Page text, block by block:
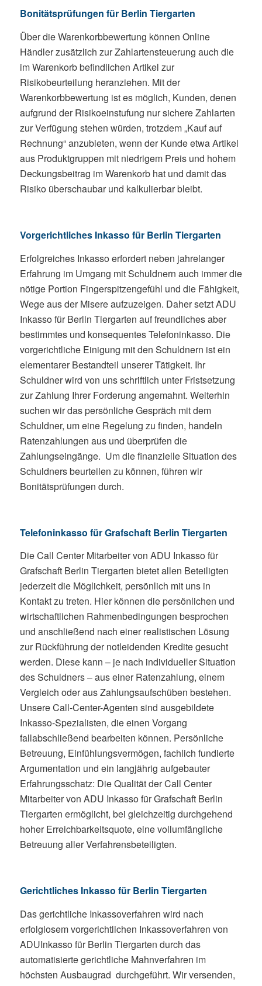
Bonitätsprüfungen für Berlin Tiergarten
Über die Warenkorbbewertung können Online
Händler zusätzlich zur Zahlartensteuerung auch die
im Warenkorb befindlichen Artikel zur
Risikobeurteilung heranziehen. Mit der
Warenkorbbewertung ist es möglich, Kunden, denen
aufgrund der Risikoeinstufung nur sichere Zahlarten
zur Verfügung stehen würden, trotzdem „Kauf auf
Rechnung“ anzubieten, wenn der Kunde etwa Artikel
aus Produktgruppen mit niedrigem Preis und hohem
Deckungsbeitrag im Warenkorb hat und damit das
Risiko überschaubar und kalkulierbar bleibt.
Vorgerichtliches Inkasso für Berlin Tiergarten
Erfolgreiches Inkasso erfordert neben jahrelanger
Erfahrung im Umgang mit Schuldnern auch immer die
nötige Portion Fingerspitzengefühl und die Fähigkeit,
Wege aus der Misere aufzuzeigen. Daher setzt ADU
Inkasso für Berlin Tiergarten auf freundliches aber
bestimmtes und konsequentes Telefoninkasso. Die
vorgerichtliche Einigung mit den Schuldnern ist ein
elementarer Bestandteil unserer Tätigkeit. Ihr
Schuldner wird von uns schriftlich unter Fristsetzung
zur Zahlung Ihrer Forderung angemahnt. Weiterhin
suchen wir das persönliche Gespräch mit dem
Schuldner, um eine Regelung zu finden, handeln
Ratenzahlungen aus und überprüfen die
Zahlungseingänge. Um die finanzielle Situation des
Schuldners beurteilen zu können, führen wir
Bonitätsprüfungen durch.
Telefoninkasso für Grafschaft Berlin Tiergarten
Die Call Center Mitarbeiter von ADU Inkasso für
Grafschaft Berlin Tiergarten bietet allen Beteiligten
jederzeit die Möglichkeit, persönlich mit uns in
Kontakt zu treten. Hier können die persönlichen und
wirtschaftlichen Rahmenbedingungen besprochen
und anschließend nach einer realistischen Lösung
zur Rückführung der notleidenden Kredite gesucht
werden. Diese kann – je nach individueller Situation
des Schuldners – aus einer Ratenzahlung, einem
Vergleich oder aus Zahlungsaufschüben bestehen.
Unsere Call-Center-Agenten sind ausgebildete
Inkasso-Spezialisten, die einen Vorgang
fallabschließend bearbeiten können. Persönliche
Betreuung, Einfühlungsvermögen, fachlich fundierte
Argumentation und ein langjährig aufgebauter
Erfahrungsschatz: Die Qualität der Call Center
Mitarbeiter von ADU Inkasso für Grafschaft Berlin
Tiergarten ermöglicht, bei gleichzeitig durchgehend
hoher Erreichbarkeitsquote, eine vollumfängliche
Betreuung aller Verfahrensbeteiligten.
Gerichtliches Inkasso für Berlin Tiergarten
Das gerichtliche Inkassoverfahren wird nach
erfolglosem vorgerichtlichen Inkassoverfahren von
ADUInkasso für Berlin Tiergarten durch das
automatisierte gerichtliche Mahnverfahren im
höchsten Ausbaugrad durchgeführt. Wir versenden,